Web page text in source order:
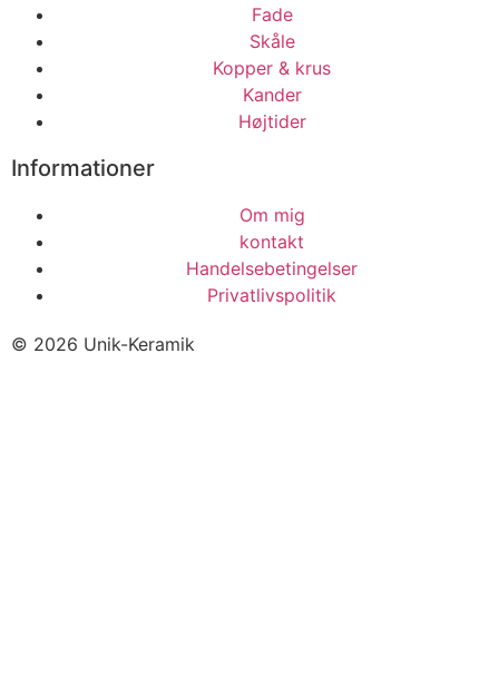
Fade
Skåle
Kopper & krus
Kander
Højtider
Informationer
Om mig
kontakt
Handelsebetingelser
Privatlivspolitik
© 2026 Unik-Keramik